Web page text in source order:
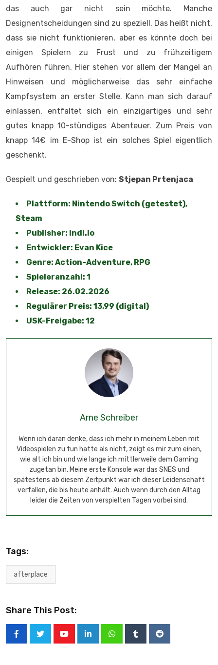
das auch gar nicht sein möchte. Manche
Designentscheidungen sind zu speziell. Das heißt nicht,
dass sie nicht funktionieren, aber es könnte doch bei
einigen Spielern zu Frust und zu frühzeitigem
Aufhören führen. Hier stehen vor allem der Mangel an
Hinweisen und möglicherweise das sehr einfache
Kampfsystem an erster Stelle. Kann man sich darauf
einlassen, entfaltet sich ein einzigartiges und sehr
gutes knapp 10-stündiges Abenteuer. Zum Preis von
knapp 14€ im E-Shop ist ein solches Spiel eigentlich
geschenkt.
Gespielt und geschrieben von: Stjepan Prtenjaca
Plattform: Nintendo Switch (getestet),
Steam
Publisher: Indi.io
Entwickler: Evan Kice
Genre: Action-Adventure, RPG
Spieleranzahl: 1
Release: 26.02.2026
Regulärer Preis: 13,99 (digital)
USK-Freigabe: 12
Arne Schreiber
Wenn ich daran denke, dass ich mehr in meinem Leben mit
Videospielen zu tun hatte als nicht, zeigt es mir zum einen,
wie alt ich bin und wie lange ich mittlerweile dem Gaming
zugetan bin. Meine erste Konsole war das SNES und
spätestens ab diesem Zeitpunkt war ich dieser Leidenschaft
verfallen, die bis heute anhält. Auch wenn durch den Alltag
leider die Zeiten von verspielten Tagen vorbei sind.
Tags:
afterplace
Share This Post: